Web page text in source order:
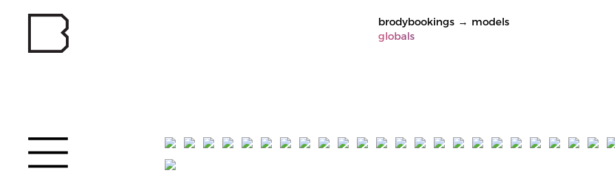
brodybookings → models
globals